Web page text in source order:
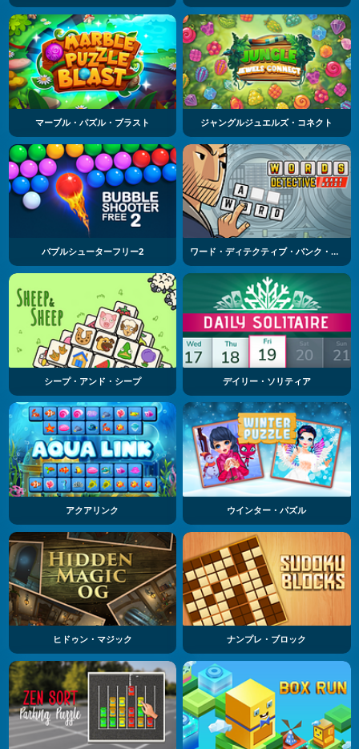
マーブル・パズル・ブラスト ジャングルジュエルズ・コネクト
バブルシューターフリー2 ワード・ディテクティブ・バンク・ヘイスト
シープ・アンド・シープ デイリー・ソリティア
アクアリンク ウインター・パズル
ヒドゥン・マジック ナンプレ・ブロック